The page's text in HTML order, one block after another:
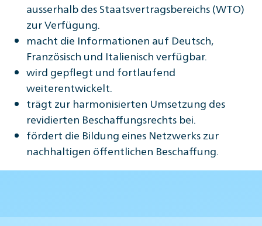
ausserhalb des Staatsvertragsbereichs (WTO)
zur Verfügung.
macht die Informationen auf Deutsch,
Französisch und Italienisch verfügbar.
wird gepflegt und fortlaufend
weiterentwickelt.
trägt zur harmonisierten Umsetzung des
revidierten Beschaffungsrechts bei.
fördert die Bildung eines Netzwerks zur
nachhaltigen öffentlichen Beschaffung.